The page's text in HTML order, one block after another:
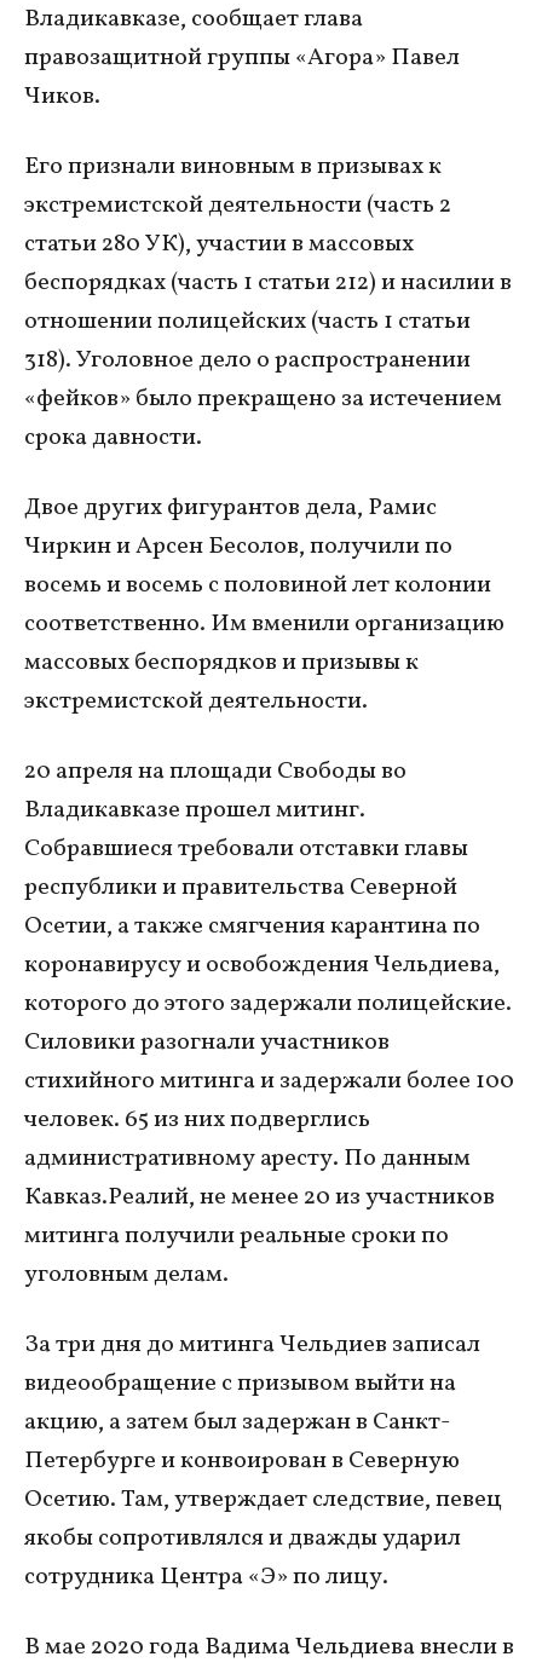
Владикавказе, сообщает глава
правозащитной группы «Агора» Павел
Чиков.
Его признали виновным в призывах к
экстремистской деятельности (часть 2
статьи 280 УК), участии в массовых
беспорядках (часть 1 статьи 212) и насилии в
отношении полицейских (часть 1 статьи
318). Уголовное дело о распространении
«фейков» было прекращено за истечением
срока давности.
Двое других фигурантов дела, Рамис
Чиркин и Арсен Бесолов, получили по
восемь и восемь с половиной лет колонии
соответственно. Им вменили организацию
массовых беспорядков и призывы к
экстремистской деятельности.
20 апреля на площади Свободы во
Владикавказе прошел митинг.
Собравшиеся требовали отставки главы
республики и правительства Северной
Осетии, а также смягчения карантина по
коронавирусу и освобождения Чельдиева,
которого до этого задержали полицейские.
Силовики разогнали участников
стихийного митинга и задержали более 100
человек. 65 из них подверглись
административному аресту. По данным
Кавказ.Реалий, не менее 20 из участников
митинга получили реальные сроки по
уголовным делам.
За три дня до митинга Чельдиев записал
видеообращение с призывом выйти на
акцию, а затем был задержан в Санкт-
Петербурге и конвоирован в Северную
Осетию. Там, утверждает следствие, певец
якобы сопротивлялся и дважды ударил
сотрудника Центра «Э» по лицу.​
В мае 2020 года Вадима Чельдиева внесли в